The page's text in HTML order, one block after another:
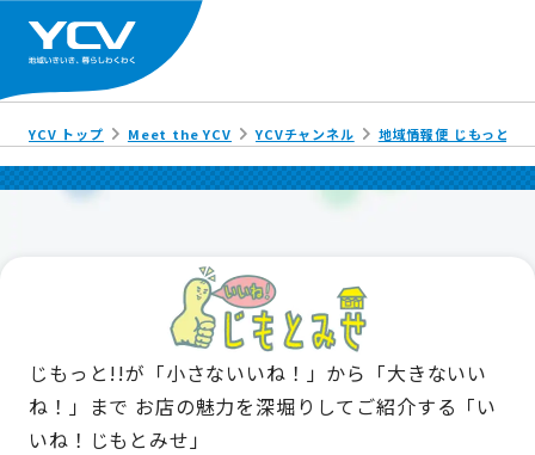
YCV トップ Meet the YCV YCVチャンネル 地域情報便 じもっと!!
じもっと!!が「小さないいね！」から「大きないい
ね！」まで お店の魅力を深堀りしてご紹介する「い
いね！じもとみせ」